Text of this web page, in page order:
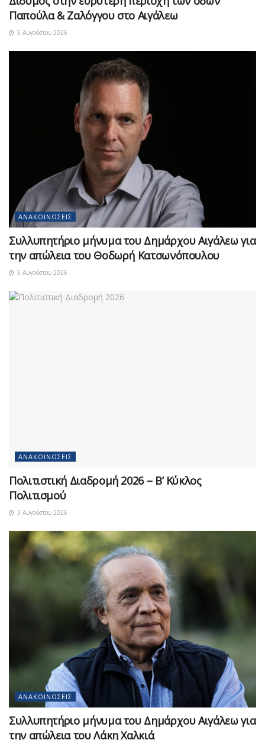
Παπούλα & Ζαλόγγου στο Αιγάλεω
5 Αυγούστου 2026
ΑΝΑΚΟΙΝΏΣΕΙΣ
Συλλυπητήριο μήνυμα του Δημάρχου Αιγάλεω για
την απώλεια του Θοδωρή Κατσωνόπουλου
5 Αυγούστου 2026
ΑΝΑΚΟΙΝΏΣΕΙΣ
Πολιτιστική Διαδρομή 2026 – Β’ Κύκλος
Πολιτισμού
3 Αυγούστου 2026
ΑΝΑΚΟΙΝΏΣΕΙΣ
Συλλυπητήριο μήνυμα του Δημάρχου Αιγάλεω για
την απώλεια του Λάκη Χαλκιά